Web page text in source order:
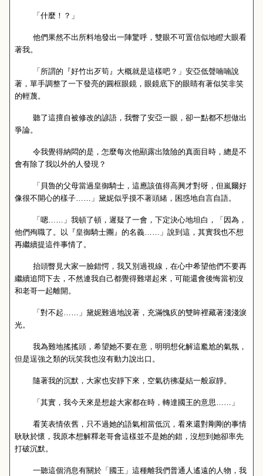
「什麼！？」
他們果然不出所料地發出一陣驚呼，雙眼不可置信似地瞪大眼看
著我。
「所謂的『好竹出歹筍』大概就是這樣吧？」安亞低聲喃喃說
著，單手調整了一下發亮的圓框眼鏡，眼鏡底下的眼睛有著似笑非笑
的輕蔑。
聽了這擅自被修改的諺語，我瞥了安亞一眼，卻一點都不想做出
爭論。
令我覺得納悶的是，怎麼每次他顯露出陰險的真面目時，總是不
會有除了我以外的人發現？
「貝魯的父母當過皇御騎士，這應該值得高興才對呀，但嵐爾好
像很不開心的樣子……」黛妮似乎摸不著頭緒，困惑地自言自語。
「嗯……」我頓了頓，遲疑了一會，下定決心地坦白，「因為，
他們殉職了。以『皇御騎士團』的名義……」說到這，其實我也不想
再繼續提這件事情了。
抬頭瞥見大家一臉錯愕，我又別過視線，在心中希望他們不要再
繼續追問下去，不然連我自己都覺得難堪起來，可能還會後悔當初沒
和老哥一起離開。
「對不起……」黛妮難過地說著，充滿愧疚的雙眸裡藏著淺淺淚
光。
我為難地搖搖頭，希望她不要在意，明明想化解這尷尬的氣氛，
但是逞強之類的玩笑我也沒有動力說出口。
隨著我的沉默，大家也安靜下來，空氣彷彿凝結一般寂靜。
「其實，我今天來是想趁大家都在時，轉達國王的意思……」
看芙表情依舊，只不過她的語氣相當低沉，看來還對剛剛的事情
耿耿於懷，我原本想解釋老哥會這樣並不是她的錯，沒想到她卻率先
打破沉默。
一聽這個消息有關於「國王」這種離我們普通人遙遠的人物，我